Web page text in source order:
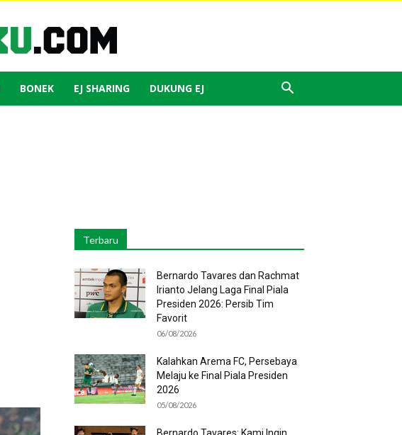
BONEK EJ SHARING DUKUNG EJ
Terbaru
Bernardo Tavares dan Rachmat
Irianto Jelang Laga Final Piala
Presiden 2026: Persib Tim
Favorit
06/08/2026
Kalahkan Arema FC, Persebaya
Melaju ke Final Piala Presiden
2026
05/08/2026